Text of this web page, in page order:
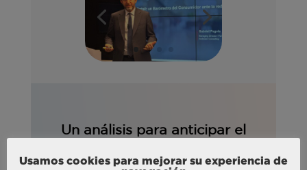
Un análisis para anticipar el
que realmente importa: el
Usamos cookies para mejorar su experiencia de